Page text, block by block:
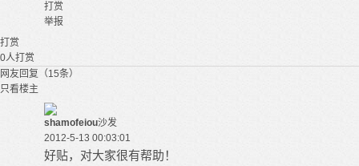
打赏
举报
打赏
0人打赏
网友回复（15条）
只看楼主
shamofeiou沙发
2012-5-13 00:03:01
好贴，对大家很有帮助！